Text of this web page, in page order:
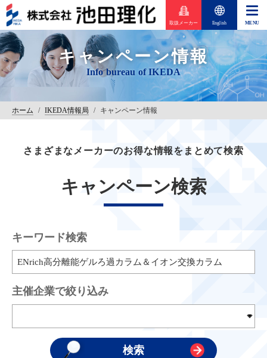
取扱メーカー English
キャンペーン情報
ホーム / IKEDA情報局 / キャンペーン情報
さまざまなメーカーのお得な情報をまとめて検索
キャンペーン検索
キーワード検索
主催企業で絞り込み